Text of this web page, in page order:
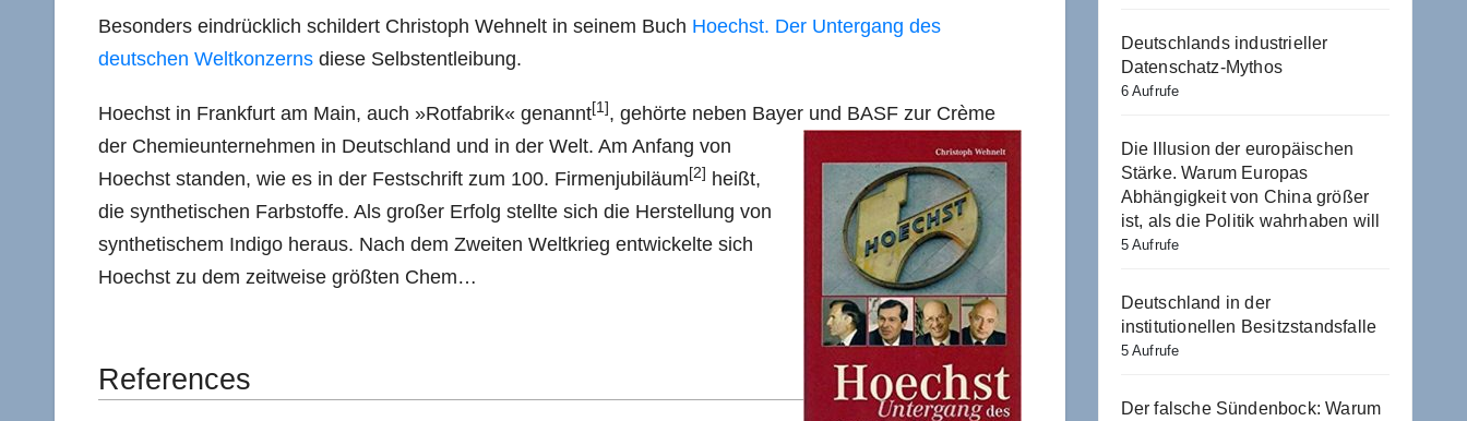
Besonders eindrücklich schildert Christoph Wehnelt in seinem Buch Hoechst. Der Untergang des
deutschen Weltkonzerns diese Selbstentleibung.
Hoechst in Frankfurt am Main, auch »Rotfabrik« genannt[1] , gehörte neben Bayer und BASF zur Crème
der Chemieunternehmen in Deutschland und in der Welt. Am Anfang von
Hoechst standen, wie es in der Festschrift zum 100. Firmenjubiläum [2] heißt,
die synthetischen Farbstoffe. Als großer Erfolg stellte sich die Herstellung von
synthetischem Indigo heraus. Nach dem Zweiten Weltkrieg entwickelte sich
Hoechst zu dem zeitweise größten Chem…
References
Deutschlands industrieller
Datenschatz-Mythos
6 Aufrufe
Die Illusion der europäischen
Stärke. Warum Europas
Abhängigkeit von China größer
ist, als die Politik wahrhaben will
5 Aufrufe
Deutschland in der
institutionellen Besitzstandsfalle
5 Aufrufe
Der falsche Sündenbock: Warum